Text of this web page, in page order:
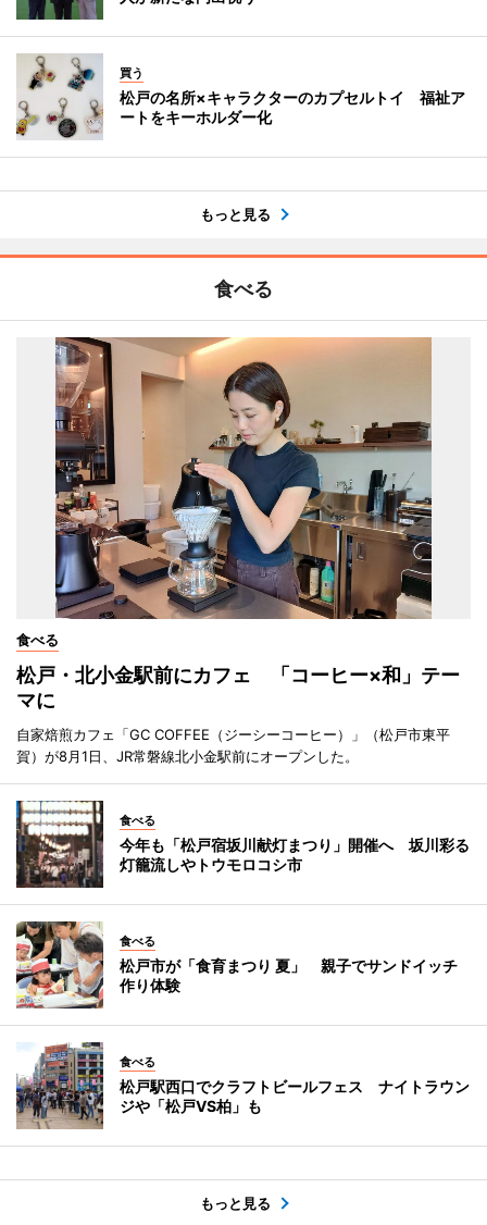
買う
松戸の名所×キャラクターのカプセルトイ 福祉ア
ートをキーホルダー化
もっと見る
食べる
食べる
松戸・北小金駅前にカフェ 「コーヒー×和」テー
マに
自家焙煎カフェ「GC COFFEE（ジーシーコーヒー）」（松戸市東平
賀）が8月1日、JR常磐線北小金駅前にオープンした。
食べる
今年も「松戸宿坂川献灯まつり」開催へ 坂川彩る
灯籠流しやトウモロコシ市
食べる
松戸市が「食育まつり 夏」 親子でサンドイッチ
作り体験
食べる
松戸駅西口でクラフトビールフェス ナイトラウン
ジや「松戸VS柏」も
もっと見る